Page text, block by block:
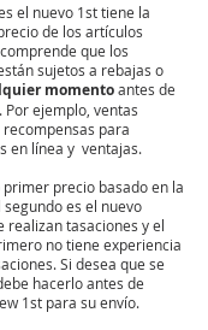
el nuevo 1st tiene la
de los artículos
que los
sujetos a rebajas o
momentoantes de
Por ejemplo, ventas
para
en línea y ventajas.
primer precio basado en la
es el nuevo
realizan tasaciones y el
no tiene experiencia
Si desea que se
hacerlo antes de
1st para su envío.